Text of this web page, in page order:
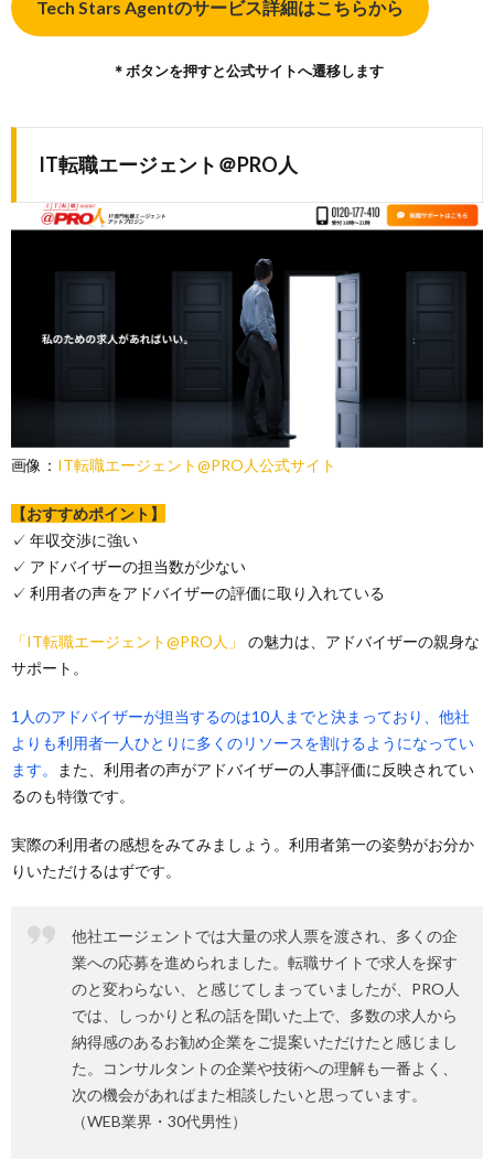
Tech Stars Agentのサービス詳細はこちらから
＊ボタンを押すと公式サイトへ遷移します
IT転職エージェント＠PRO人
画像： IT転職エージェント@PRO人公式サイト
【おすすめポイント】
✓ 年収交渉に強い
✓ アドバイザーの担当数が少ない
✓ 利用者の声をアドバイザーの評価に取り入れている
「IT転職エージェント@PRO人」
の魅力は、アドバイザーの親身な
サポート。
1人のアドバイザーが担当するのは10人までと決まっており、他社
よりも利用者一人ひとりに多くのリソースを割けるようになってい
ます。
また、利用者の声がアドバイザーの人事評価に反映されてい
るのも特徴です。
実際の利用者の感想をみてみましょう。利用者第一の姿勢がお分か
りいただけるはずです。
他社エージェントでは大量の求人票を渡され、多くの企
業への応募を進められました。転職サイトで求人を探す
のと変わらない、と感じてしまっていましたが、PRO人
では、しっかりと私の話を聞いた上で、多数の求人から
納得感のあるお勧め企業をご提案いただけたと感じまし
た。コンサルタントの企業や技術への理解も一番よく、
次の機会があればまた相談したいと思っています。
（WEB業界・30代男性）